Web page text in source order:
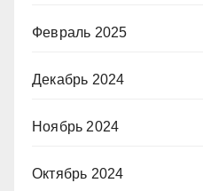
Февраль 2025
Декабрь 2024
Ноябрь 2024
Октябрь 2024